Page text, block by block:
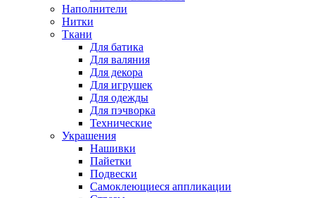
Наполнители
Нитки
Ткани
Для батика
Для валяния
Для декора
Для игрушек
Для одежды
Для пэчворка
Технические
Украшения
Нашивки
Пайетки
Подвески
Самоклеющиеся аппликации